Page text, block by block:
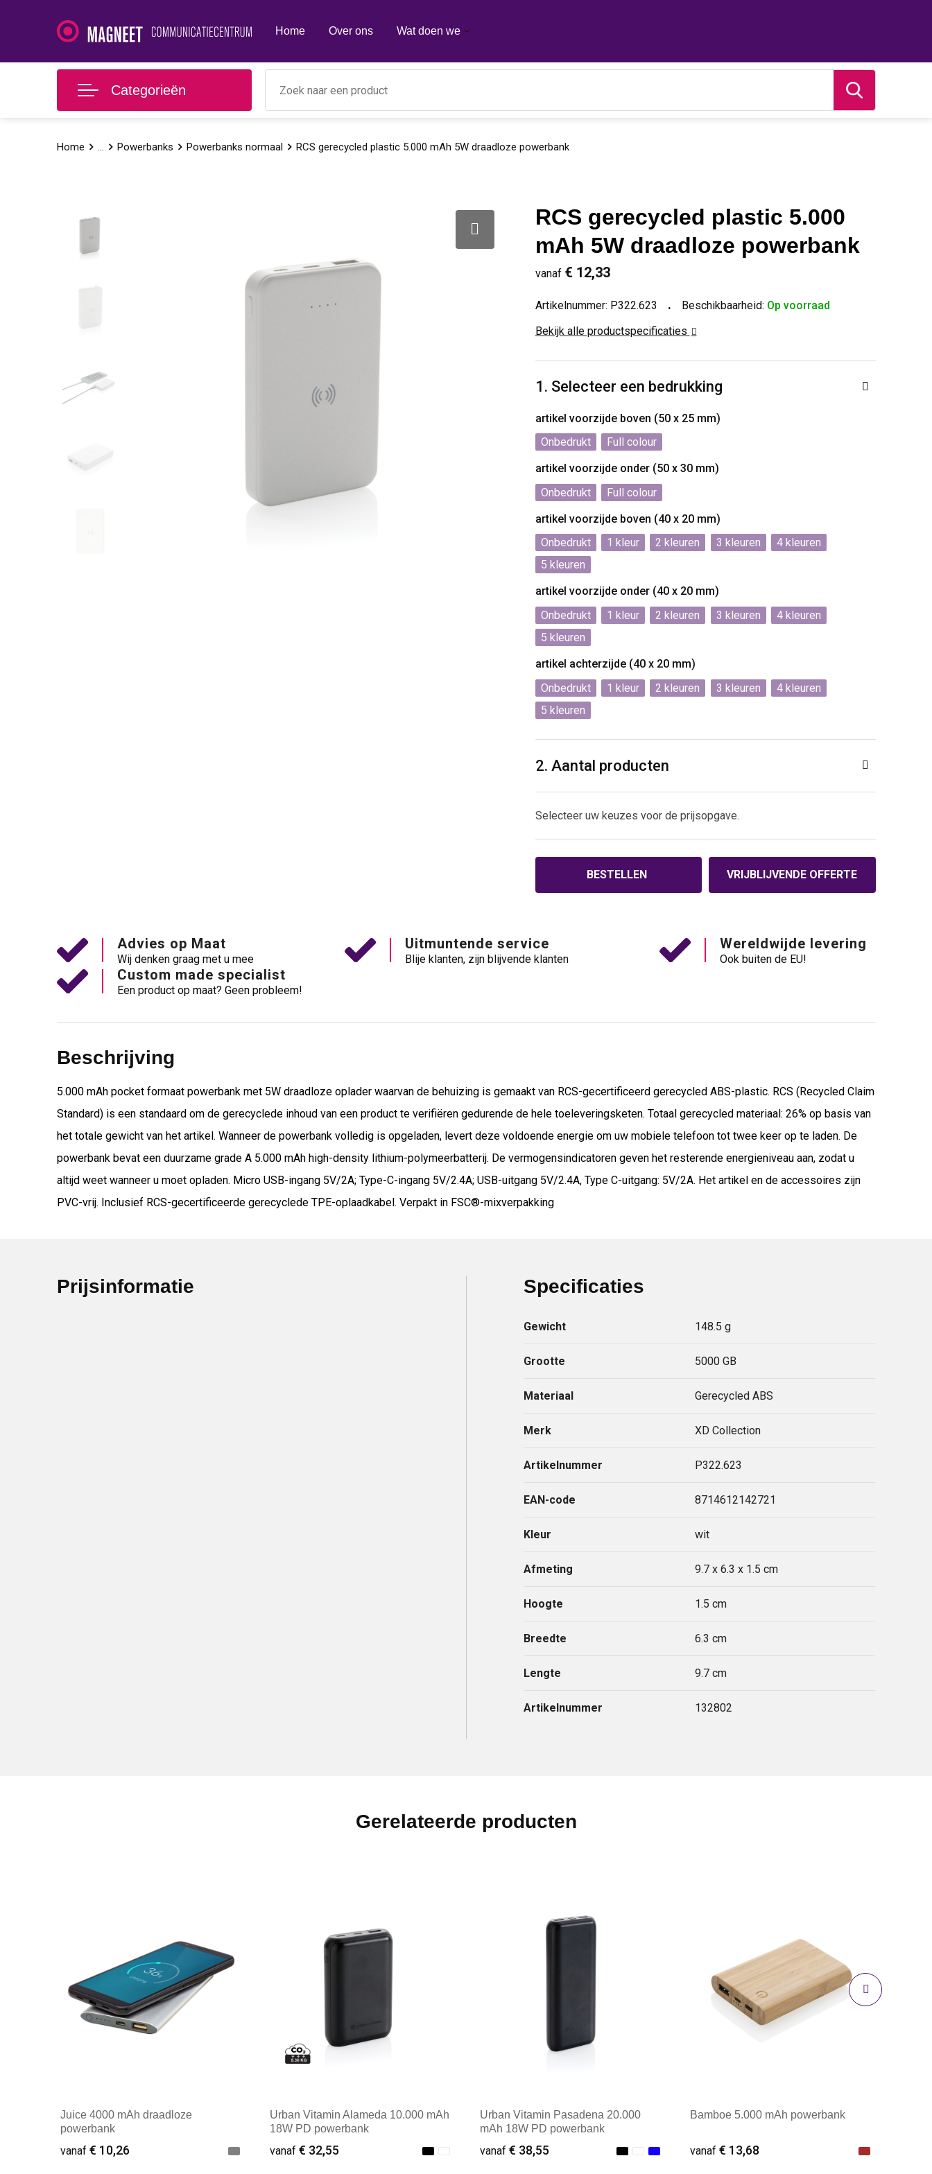
Home Over ons Wat doen we
Categorieën
Home ... Powerbanks Powerbanks normaal RCS gerecycled plastic 5.000 mAh 5W draadloze powerbank
RCS gerecycled plastic 5.000
mAh 5W draadloze powerbank
vanaf € 12,33
Artikelnummer: P322.623 Beschikbaarheid: Op voorraad
Bekijk alle productspecificaties
1. Selecteer een bedrukking
artikel voorzijde boven (50 x 25 mm)
Onbedrukt
Full colour
artikel voorzijde onder (50 x 30 mm)
Onbedrukt
Full colour
artikel voorzijde boven (40 x 20 mm)
Onbedrukt
1 2 3
4
5
artikel voorzijde onder (40 x 20 mm)
Onbedrukt
1 2 3
4
5
artikel achterzijde (40 x 20 mm)
Onbedrukt
1 2 3
4
5
2. Aantal producten
Selecteer uw keuzes voor de prijsopgave.
BESTELLEN VRIJBLIJVENDE OFFERTE
Advies op Maat
Wij denken graag met u mee
Uitmuntende service
Blije klanten, zijn blijvende klanten
Wereldwijde levering
Ook buiten de EU!
Custom made specialist
Een product op maat? Geen probleem!
Beschrijving
5.000 mAh pocket formaat powerbank met 5W draadloze oplader waarvan de behuizing is gemaakt van RCS-gecertificeerd gerecycled ABS-plastic. RCS (Recycled Claim
Standard) is een standaard om de gerecyclede inhoud van een product te verifiëren gedurende de hele toeleveringsketen. Totaal gerecycled materiaal: 26% op basis van
het totale gewicht van het artikel. Wanneer de powerbank volledig is opgeladen, levert deze voldoende energie om uw mobiele telefoon tot twee keer op te laden. De
powerbank bevat een duurzame grade A 5.000 mAh high-density lithium-polymeerbatterij. De vermogensindicatoren geven het resterende energieniveau aan, zodat u
altijd weet wanneer u moet opladen. Micro USB-ingang 5V/2A; Type-C-ingang 5V/2.4A; USB-uitgang 5V/2.4A, Type C-uitgang: 5V/2A. Het artikel en de accessoires zijn
PVC-vrij. Inclusief RCS-gecertificeerde gerecyclede TPE-oplaadkabel. Verpakt in FSC®-mixverpakking
Prijsinformatie Specificaties
Gewicht 148.5 g
Grootte 5000 GB
Materiaal Gerecycled ABS
Merk XD Collection
Artikelnummer P322.623
EAN-code 8714612142721
Kleur wit
Afmeting 9.7 x 6.3 x 1.5 cm
Hoogte 1.5 cm
Breedte 6.3 cm
Lengte 9.7 cm
Artikelnummer 132802
Gerelateerde producten
Juice 4000 mAh draadloze
powerbank
vanaf € 10,26
Urban Vitamin Alameda 10.000 mAh
18W PD powerbank
vanaf€ 32,55
Urban Vitamin Pasadena 20.000
mAh 18W PD powerbank
vanaf € 38,55
Bamboe 5.000 mAh powerbank
vanaf € 13,68